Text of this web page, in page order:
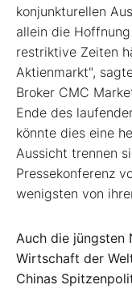
konjunkturellen
allein die
restriktive Zeiten
Aktienmarkt",
Broker CMC
Ende des
könnte dies eine
Aussicht trennen
Pressekonferenz
wenigsten von
Auch die jüngsten
Wirtschaft der
Chinas